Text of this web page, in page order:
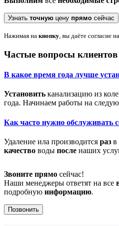
Узнать точную цену прямо сейчас
Нажимая на кнопку, вы даёте согласие
Частые вопросы клиентов
В какое время года лучше
Установить канализацию из
года. Начинаем работы на
Как часто нужно обслуживать
Удаление ила производится раз в
качество воды после наших
Звоните прямо сейчас!
Наши менеджеры ответят на все
подробную информацию.
Позвонить